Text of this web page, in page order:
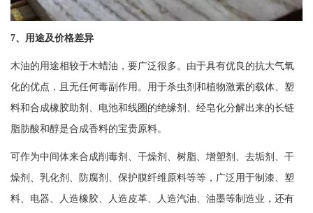
7、用途及价格差异
木油的用途相较于木蜡油，要广泛很多。由于具有优良的抗大气氧
化的优点，且无任何毒副作用。用于杀虫剂和植物激素的载体、塑
料和合成橡胶助剂、电池和线圈的绝缘剂、经皂化分解出来的长链
脂肪酸和醇是合成香料的宝贵原料。
可作为中间体来合成削毒剂、干燥剂、树脂、增塑剂、去垢剂、干
燥剂、乳化剂、防腐剂、保护膜纤维原料等等，广泛用于制漆、塑
料、电器、人造橡胶、人造皮革、人造汽油、油墨等制造业，还有